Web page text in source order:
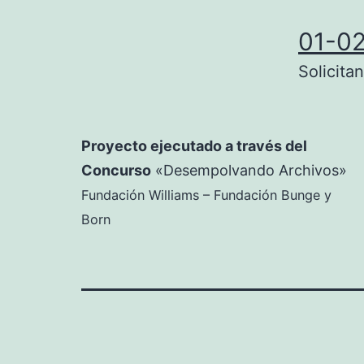
01-
Proyecto ejecutado a través del
Concurso «Desempolvando Archivos»
Fundación Williams – Fundación Bunge y
Born